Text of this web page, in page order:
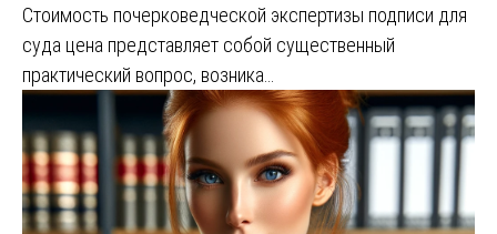
Стоимость почерковедческой экспертизы подписи для
суда цена представляет собой существенный
практический вопрос, возника…